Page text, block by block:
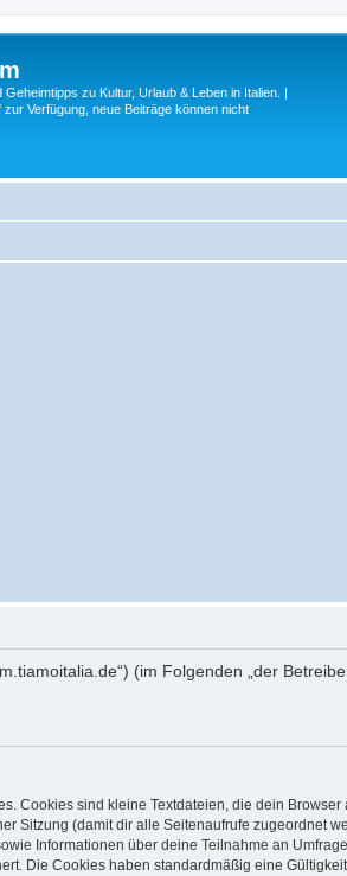
zu Kultur, Urlaub & Leben in Italien. |
Verfügung, neue Beiträge können nicht
(im Folgenden „der
Cookies sind kleine Textdateien, die dein
Sitzung (damit dir alle Seitenaufrufe zugeordnet
Informationen über deine Teilnahme an
Die Cookies haben standardmäßig eine